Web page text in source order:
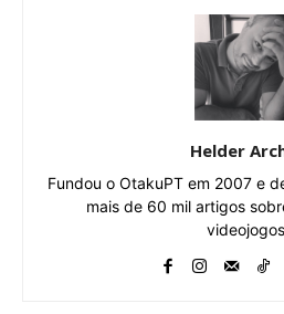
Helder
Fundou o OtakuPT em 2007 e
mais de 60 mil artigos